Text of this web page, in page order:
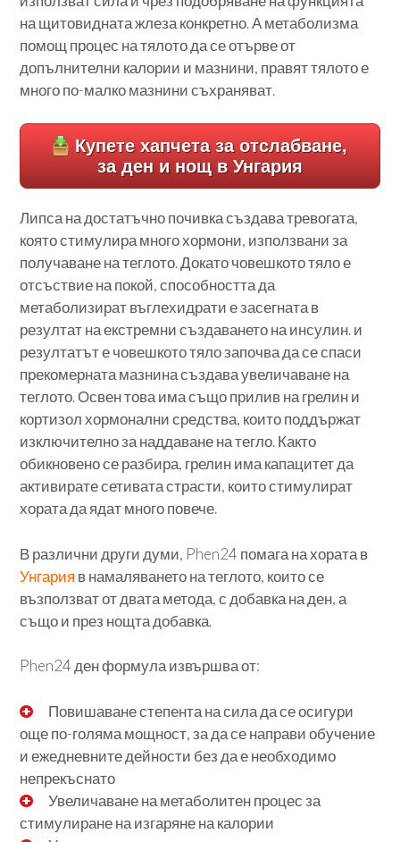
на щитовидната жлеза конкретно. А метаболизма
помощ процес на тялото да се отърве от
допълнителни калории и мазнини, правят тялото е
много по-малко мазнини съхраняват.
Купете хапчета за отслабване,
за ден и нощ в Унгария
Липса на достатъчно почивка създава тревогата,
която стимулира много хормони, използвани за
получаване на теглото. Докато човешкото тяло е
отсъствие на покой, способността да
метаболизират въглехидрати е засегната в
резултат на екстремни създаването на инсулин. и
резултатът е човешкото тяло започва да се спаси
прекомерната мазнина създава увеличаване на
теглото. Освен това има също прилив на грелин и
кортизол хормонални средства, които поддържат
изключително за наддаване на тегло. Както
обикновено се разбира, грелин има капацитет да
активирате сетивата страсти, които стимулират
хората да ядат много повече.
В различни други думи, Phen24 помага на хората в
Унгария в намаляването на теглото, които се
възползват от двата метода, с добавка на ден, а
също и през нощта добавка.
Phen24 ден формула извършва от:
Повишаване степента на сила да се осигури
още по-голяма мощност, за да се направи обучение
и ежедневните дейности без да е необходимо
непрекъснато
Увеличаване на метаболитен процес за
стимулиране на изгаряне на калории